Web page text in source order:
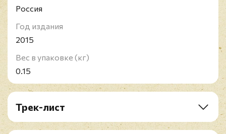
Россия
Год издания
2015
Вес в упаковке (кг)
0.15
Трек-лист
1. 35xxxv
2. Take Me To The Top